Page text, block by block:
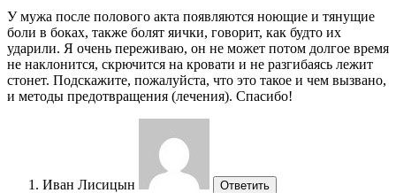
У мужа после полового акта появляются ноющие и тянущие
боли в боках, также болят яички, говорит, как будто их
ударили. Я очень переживаю, он не может потом долгое время
не наклонится, скрючится на кровати и не разгибаясь лежит
стонет. Подскажите, пожалуйста, что это такое и чем вызвано,
и методы предотвращения (лечения). Спасибо!
Иван Лисицын Ответить